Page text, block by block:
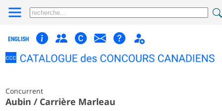
ENGLISH
Concurrent
Aubin / Carrière Marleau